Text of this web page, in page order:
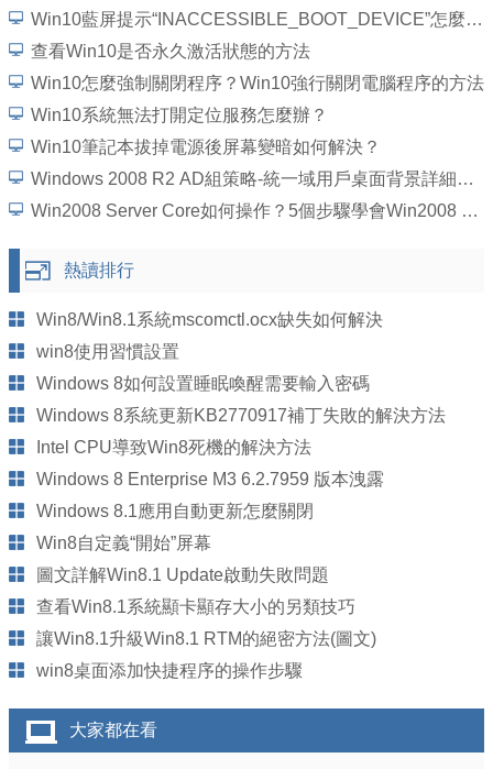
Win10藍屏提示“INACCESSIBLE_BOOT_DEVICE”怎麼處理？
查看Win10是否永久激活狀態的方法
Win10怎麼強制關閉程序？Win10強行關閉電腦程序的方法
Win10系統無法打開定位服務怎麼辦？
Win10筆記本拔掉電源後屏幕變暗如何解決？
Windows 2008 R2 AD組策略-統一域用戶桌面背景詳細圖文教程
Win2008 Server Core如何操作？5個步驟學會Win2008 Server Core操作
熱讀排行
Win8/Win8.1系統mscomctl.ocx缺失如何解決
win8使用習慣設置
Windows 8如何設置睡眠喚醒需要輸入密碼
Windows 8系統更新KB2770917補丁失敗的解決方法
Intel CPU導致Win8死機的解決方法
Windows 8 Enterprise M3 6.2.7959 版本洩露
Windows 8.1應用自動更新怎麼關閉
Win8自定義“開始”屏幕
圖文詳解Win8.1 Update啟動失敗問題
查看Win8.1系統顯卡顯存大小的另類技巧
讓Win8.1升級Win8.1 RTM的絕密方法(圖文)
win8桌面添加快捷程序的操作步驟
大家都在看